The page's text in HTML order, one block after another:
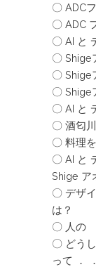
〇 ADC
〇 ADC
〇 AI
〇 Shige
〇 Shige
〇 Shige
〇 AI
〇 酒匂
〇 料理
〇 AI
Shige ア
〇 デザ
は？
〇 人の
〇 どう
って ．